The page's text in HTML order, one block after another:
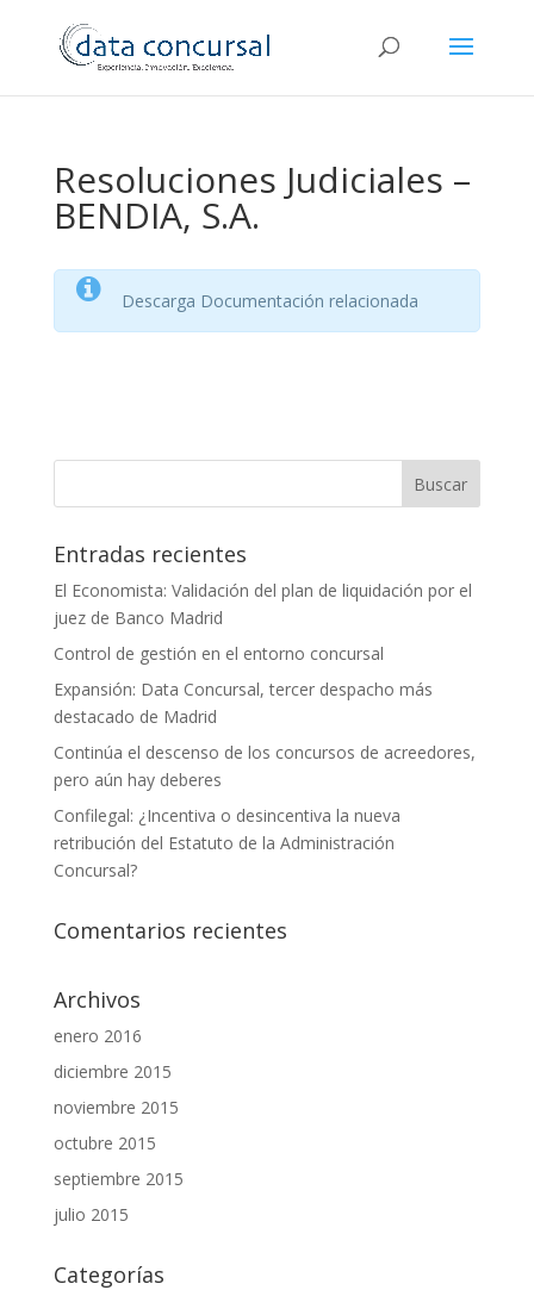
Resoluciones Judiciales –
BENDIA, S.A.
Descarga Documentación relacionada
Entradas recientes
El Economista: Validación del plan de liquidación por el
juez de Banco Madrid
Control de gestión en el entorno concursal
Expansión: Data Concursal, tercer despacho más
destacado de Madrid
Continúa el descenso de los concursos de acreedores,
pero aún hay deberes
Confilegal: ¿Incentiva o desincentiva la nueva
retribución del Estatuto de la Administración
Concursal?
Comentarios recientes
Archivos
enero 2016
diciembre 2015
noviembre 2015
octubre 2015
septiembre 2015
julio 2015
Categorías